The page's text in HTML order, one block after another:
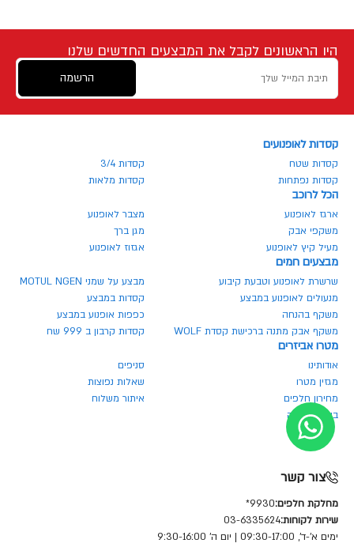
היו הראשונים לקבל את המבצעים החדשים שלנו
הרשמה
קסדות לאופנועים
קסדות שטח
קסדות 3/4
קסדות נפתחות
קסדות מלאות
הכל לרוכב
ארגז לאופנוע
מצבר לאופנוע
משקפי אבק
מגן ברך
מעיל קיץ לאופנוע
אגזוז לאופנוע
מבצעים חמים
שרשרת לאופנוע וטבעת קיבוע
מבצע על שמני MOTUL NGEN
מנעולים לאופנוע במבצע
קסדות במבצע
משקף בהנחה
כפפות אופנוע במבצע
משקף אבק מתנה ברכישת קסדת WOLF
קסדות קרבון ב 999 שח
מטרו אביזרים
אודותינו
סניפים
מגזין מטרו
שאלות נפוצות
מחירון חלפים
איתור משלוח
ביטול הזמנה
צור קשר
מחלקת חלפים:9930*
שירות לקוחות:03-6335624
ימים א'-ד', 09:30-17:00 | יום ה' 9:30-16:00